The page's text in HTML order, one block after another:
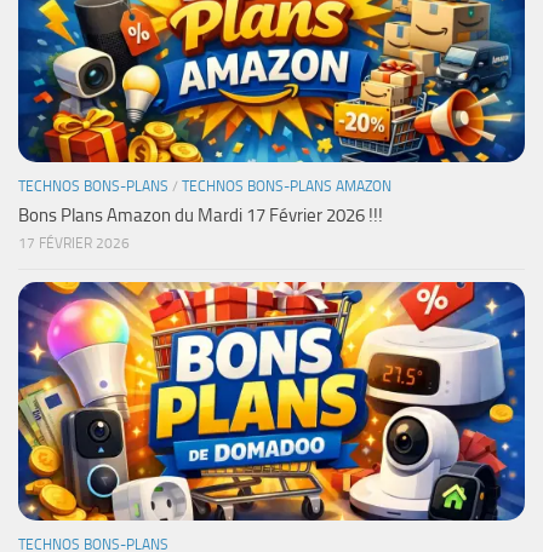
TECHNOS BONS-PLANS / TECHNOS BONS-PLANS AMAZON
Bons Plans Amazon du Mardi 17 Février 2026 !!!
17 FÉVRIER 2026
TECHNOS BONS-PLANS